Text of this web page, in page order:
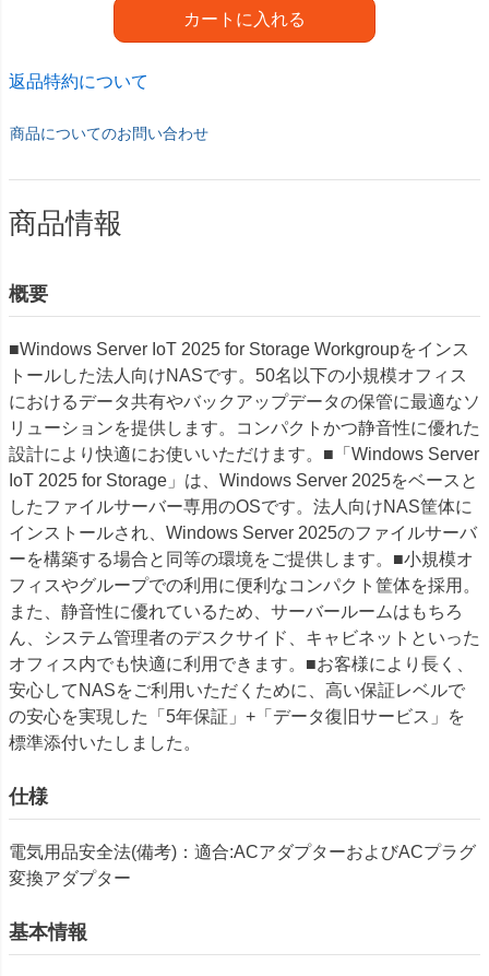
カートに入れる
返品特約について
商品についてのお問い合わせ
商品情報
概要
■Windows Server IoT 2025 for Storage Workgroupをインス
トールした法人向けNASです。50名以下の小規模オフィス
におけるデータ共有やバックアップデータの保管に最適なソ
リューションを提供します。コンパクトかつ静音性に優れた
設計により快適にお使いいただけます。■「Windows Server
IoT 2025 for Storage」は、Windows Server 2025をベースと
したファイルサーバー専用のOSです。法人向けNAS筐体に
インストールされ、Windows Server 2025のファイルサーバ
ーを構築する場合と同等の環境をご提供します。■小規模オ
フィスやグループでの利用に便利なコンパクト筐体を採用。
また、静音性に優れているため、サーバールームはもちろ
ん、システム管理者のデスクサイド、キャビネットといった
オフィス内でも快適に利用できます。■お客様により長く、
安心してNASをご利用いただくために、高い保証レベルで
の安心を実現した「5年保証」+「データ復旧サービス」を
標準添付いたしました。
仕様
電気用品安全法(備考)：適合:ACアダプターおよびACプラグ
変換アダプター
基本情報